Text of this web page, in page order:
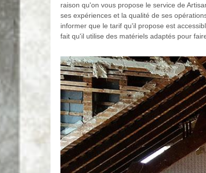
raison qu'on vous propose le service de
ses expériences et la qualité de ses
informer que le tarif qu'il propose est
fait qu'il utilise des matériels adaptés pour